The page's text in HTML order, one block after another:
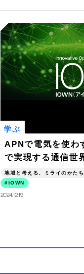
学ぶ
APNで電気を使わ
で実現する通信世
地域と考える、ミライのかたち
IOWN
2024.12.19